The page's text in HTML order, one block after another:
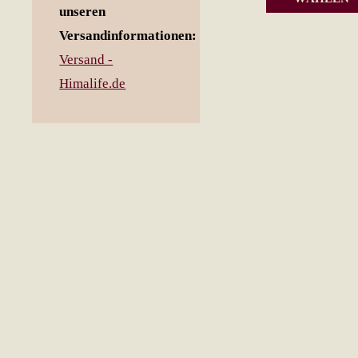
unseren
Versandinformationen:
Versand -
Himalife.de